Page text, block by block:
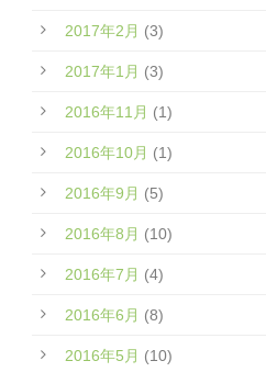
2017年2月 (3)
2017年1月 (3)
2016年11月 (1)
2016年10月 (1)
2016年9月 (5)
2016年8月 (10)
2016年7月 (4)
2016年6月 (8)
2016年5月 (10)